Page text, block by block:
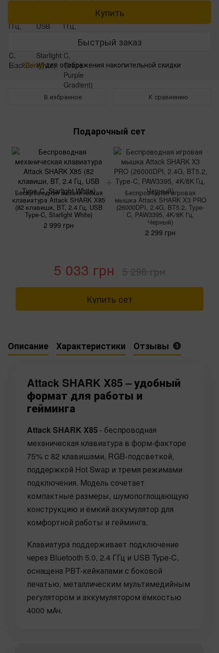
Купить
Быстрый заказ
% Войтидля отображения накопительной скидки
В избранное К сравнению
Подарочный сет
Беспроводная механическая
клавиатура Attack SHARK X85
(82 клавиши, BT, 2.4 Гц, USB
Type-C, Starlight White)
2 999 грн
Беспроводная игровая
мышка Attack SHARK X3 PRO
(26000DPI, 2.4G, BT5.2, Type-
C, PAW3395, 4K/8K Гц,
Черный)
2 299 грн
5 033 грн 5 298 грн
Купить сет
Описание Характеристики Отзывы 3
Attack SHARK X85 – удобный
формат для работы и
гейминга
Attack SHARK X85 - беспроводная
механическая клавиатура в форм-факторе
75% с 82 клавишами, RGB-подсветкой,
поддержкой Hot Swap и тремя режимами
подключения. Модель сочетает
компактные размеры, шумопоглощающую
конструкцию и ёмкий аккумулятор для
комфортной работы и гейминга.
Клавиатура поддерживает подключение
через Bluetooth 5.0, 2.4 ГГц и USB Type-C,
оснащена PBT-кейкапами с боковой
печатью, металлическим мультимедийным
регулятором и аккумулятором ёмкостью
4000 мАч.